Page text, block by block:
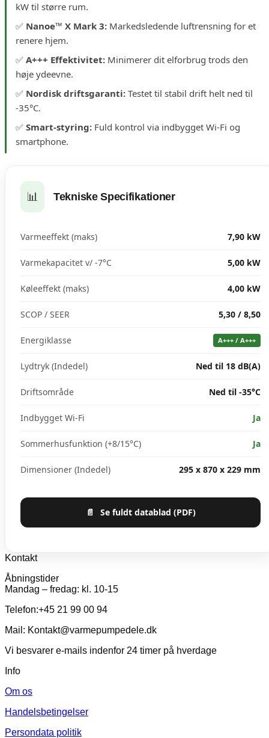
kW til større rum.
✅ Nanoe™ X Mark 3: Markedsledende luftrensning for et
renere hjem.
✅ A+++ Effektivitet: Minimerer dit elforbrug trods den
høje ydeevne.
✅ Nordisk driftsgaranti: Testet til stabil drift helt ned til
-35°C.
✅ Smart-styring: Fuld kontrol via indbygget Wi-Fi og
smartphone.
📊 Tekniske Specifikationer
Varmeeffekt (maks) 7,90 kW
Varmekapacitet v/ -7°C 5,00 kW
Køleeffekt (maks) 4,00 kW
SCOP / SEER 5,30 / 8,50
Energiklasse A+++ / A+++
Lydtryk (Indedel) Ned til 18 dB(A)
Driftsområde Ned til -35°C
Indbygget Wi-Fi Ja
Sommerhusfunktion (+8/15°C) Ja
Dimensioner (Indedel) 295 x 870 x 229 mm
📄 Se fuldt datablad (PDF)
Kontakt
Åbningstider
Mandag – fredag: kl. 10-15
Telefon:+45 21 99 00 94
Mail: Kontakt@varmepumpedele.dk
Vi besvarer e-mails indenfor 24 timer på hverdage
Info
Om os
Handelsbetingelser
Persondata politik